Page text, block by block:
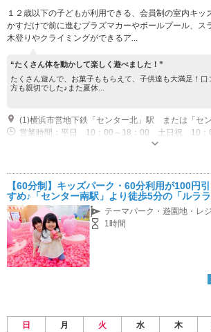
１２歳以下の子どもが利用できる、会員制の室内キッ
かすだけで前に進むプラズマカーやボールプール、ス
木登りやクライミングができるア...
“たくさん体を動かして楽しく遊べました！”
たくさん遊んで、お菓子ももらえて、子供達も大満足！
方も親切でした♪また夏休...
営業時間：平日 10：00～18：00 土日祝 10
場：閉店前1時間まで 定休日：不定休 ※メンテナ
【60分制】キッズパーク・60分利用が100円
すめ♪「センター南駅」より徒歩5分の「ルラ
待ちしております
テーマパーク・遊園地・レ
1時間
日 月 火 水 木